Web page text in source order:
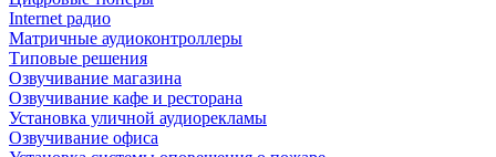
Internet радио
Матричные аудиоконтроллеры
Типовые решения
Озвучивание магазина
Озвучивание кафе и ресторана
Установка уличной аудиорекламы
Озвучивание офиса